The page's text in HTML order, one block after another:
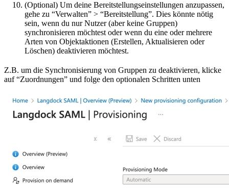
(Optional) Um deine Bereitstellungseinstellungen anzupassen,
gehe zu “Verwalten” > “Bereitstellung”. Dies könnte nötig
sein, wenn du nur Nutzer (aber keine Gruppen)
synchronisieren möchtest oder wenn du eine oder mehrere
Arten von Objektaktionen (Erstellen, Aktualisieren oder
Löschen) deaktivieren möchtest.
Z.B. um die Synchronisierung von Gruppen zu deaktivieren, klicke
auf “Zuordnungen” und folge den optionalen Schritten unten